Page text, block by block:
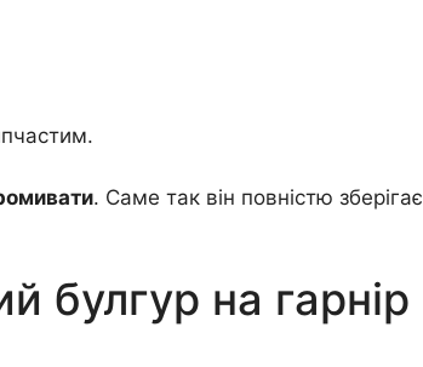
. Саме так він повністю зберігає
булгур на гарнір